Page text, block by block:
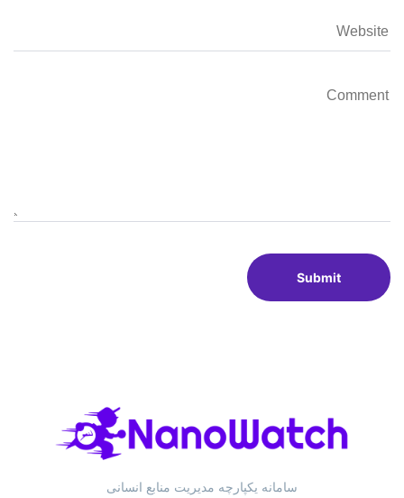
سامانه یکپارچه مدیریت منابع انسانی